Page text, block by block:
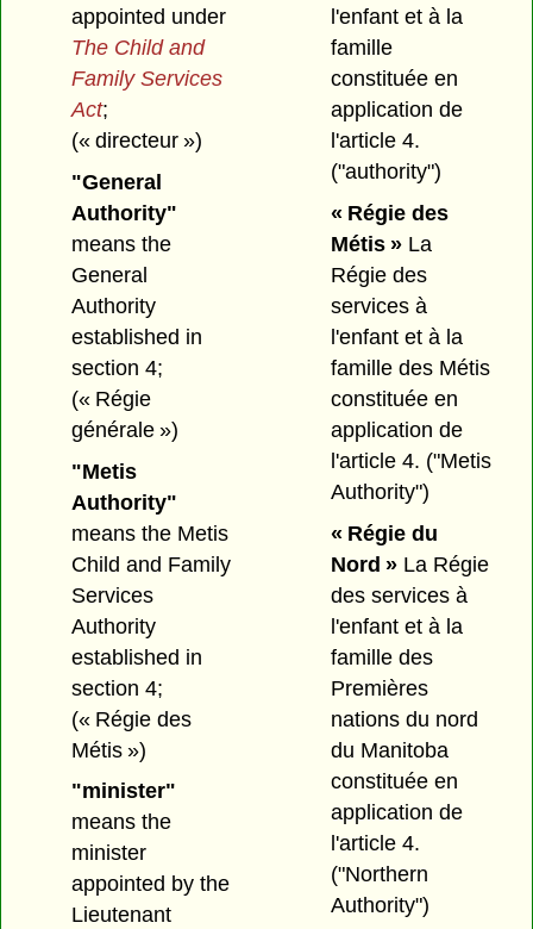
appointed under
The Child and
Family Services
Act;
(« directeur »)
"General
Authority"
means the
General
Authority
established in
section 4;
(« Régie
générale »)
"Metis
Authority"
means the Metis
Child and Family
Services
Authority
established in
section 4;
(« Régie des
Métis »)
"minister"
means the
minister
appointed by the
Lieutenant
l'enfant et à la
famille
constituée en
application de
l'article 4.
("authority")
« Régie des
Métis »La
Régie des
services à
l'enfant et à la
famille des Métis
constituée en
application de
l'article 4. ("Metis
Authority")
« Régie du
Nord »La Régie
des services à
l'enfant et à la
famille des
Premières
nations du nord
du Manitoba
constituée en
application de
l'article 4.
("Northern
Authority")